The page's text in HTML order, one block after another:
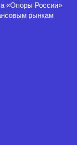
«Опоры России»
рынкам